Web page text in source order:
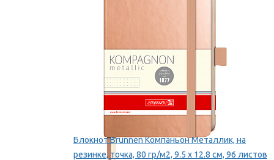
Блокнот Brunnen Компаньон Металлик, на
резинке, точка, 80 гр/м2, 9.5 х 12.8 см, 96 листов